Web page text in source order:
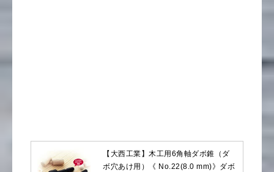
【大西工業】木工用6角軸ダボ錐（ダ
ボ穴あけ用）《 No.22(8.0 mm)》ダボ